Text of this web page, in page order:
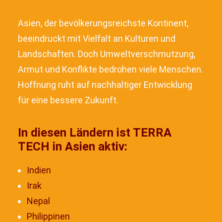
Asien, der bevölkerungsreichste Kontinent,
beeindruckt mit Vielfalt an Kulturen und
Landschaften. Doch Umweltverschmutzung,
Armut und Konflikte bedrohen viele Menschen.
Hoffnung ruht auf nachhaltiger Entwicklung
für eine bessere Zukunft.
In diesen Ländern ist TERRA
TECH in Asien aktiv:
Indien
Irak
Nepal
Philippinen